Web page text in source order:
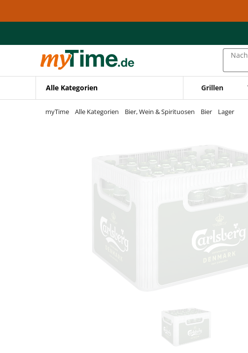
Zur Navigation springen
Alle Kategorien Grillen
myTime Alle Kategorien Bier, Wein & Spirituosen Bier Lager